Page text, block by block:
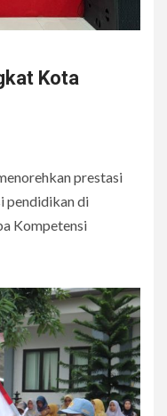
Kota
prestasi
pendidikan di
Kompetensi